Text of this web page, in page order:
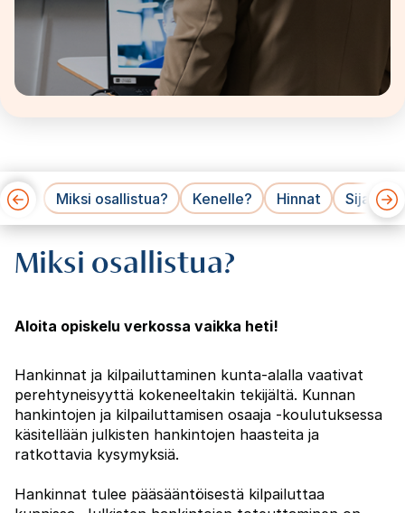
Miksi osallistua? Kenelle? Hinnat Sijainti
Miksi osallistua?
Aloita opiskelu verkossa vaikka heti!
Hankinnat ja kilpailuttaminen kunta-alalla vaativat
perehtyneisyyttä kokeneeltakin tekijältä. Kunnan
hankintojen ja kilpailuttamisen osaaja -koulutuksessa
käsitellään julkisten hankintojen haasteita ja
ratkottavia kysymyksiä.
Hankinnat tulee pääsääntöisestä kilpailuttaa